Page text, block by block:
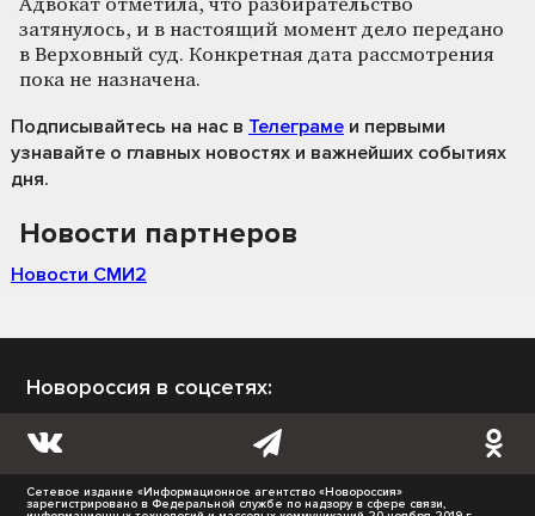
Адвокат отметила, что разбирательство
затянулось, и в настоящий момент дело передано
в Верховный суд. Конкретная дата рассмотрения
пока не назначена.
Подписывайтесь на нас в Телеграме и первыми
узнавайте о главных новостях и важнейших событиях
дня.
Новости партнеров
Новости СМИ2
Новороссия в соцсетях:
Сетевое издание «Информационное агентство «Новороссия»
зарегистрировано в Федеральной службе по надзору в сфере связи,